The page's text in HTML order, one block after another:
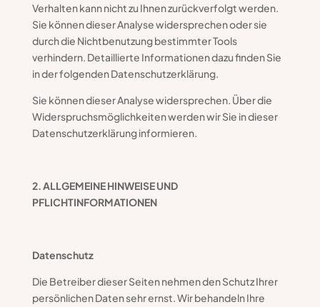
Verhalten kann nicht zu Ihnen zurückverfolgt werden.
Sie können dieser Analyse widersprechen oder sie
durch die Nichtbenutzung bestimmter Tools
verhindern. Detaillierte Informationen dazu finden Sie
in der folgenden Datenschutzerklärung.
Sie können dieser Analyse widersprechen. Über die
Widerspruchsmöglichkeiten werden wir Sie in dieser
Datenschutzerklärung informieren.
2. ALLGEMEINE HINWEISE UND
PFLICHTINFORMATIONEN
Datenschutz
Die Betreiber dieser Seiten nehmen den Schutz Ihrer
persönlichen Daten sehr ernst. Wir behandeln Ihre